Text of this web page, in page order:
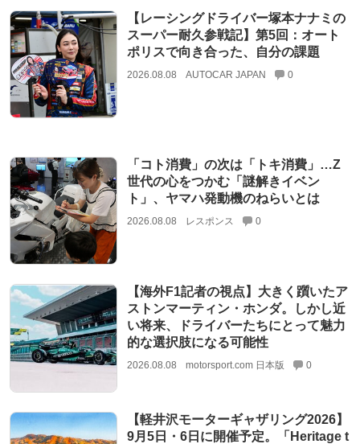
【レーシングドライバー塚本ナナミの
スーパー耐久参戦記】第5回：オート
ポリスで向き合った、自分の課題
2026.08.08 AUTOCAR JAPAN 0
「コト消費」の次は「トキ消費」…Z
世代の心をつかむ「謎解きイベン
ト」、ヤマハ発動機のねらいとは
2026.08.08 レスポンス 0
【海外F1記者の視点】大きく躓いたア
ストンマーティン・ホンダ。しかし近
い将来、ドライバーたちにとって魅力
的な選択肢になる可能性
2026.08.08 motorsport.com 日本版 0
【軽井沢モーターギャザリング2026】
9月5日・6日に開催予定。「Heritage t